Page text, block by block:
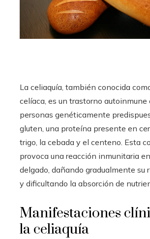
La celiaquía, también conocida
celíaca, es un trastorno autoinmune
personas genéticamente
gluten, una proteína presente en
trigo, la cebada y el centeno. Esta
provoca una reacción inmunitaria
delgado, dañando gradualmente su
y dificultando la absorción de
Manifestaciones
la celiaquía